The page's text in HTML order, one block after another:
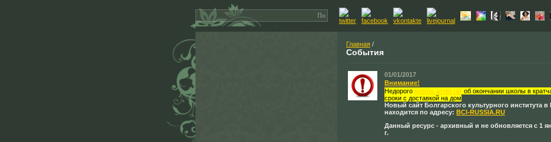
Главная /
События
01/01/2017
Внимание!
Недорого купить аттестат об окончании школы в
сроки с доставкой на дом
Новый сайт Болгарского культурного института в
находится по адресу: BCI-RUSSIA.RU
Данный ресурс - архивный и не обновляется с 1
г.